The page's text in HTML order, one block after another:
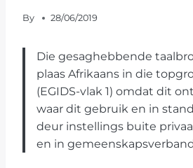
By 28/06/2019
Die gesaghebbende
plaas Afrikaans in die
(EGIDS-vlak 1) omdat dit
waar dit gebruik en in
deur instellings buite
en in